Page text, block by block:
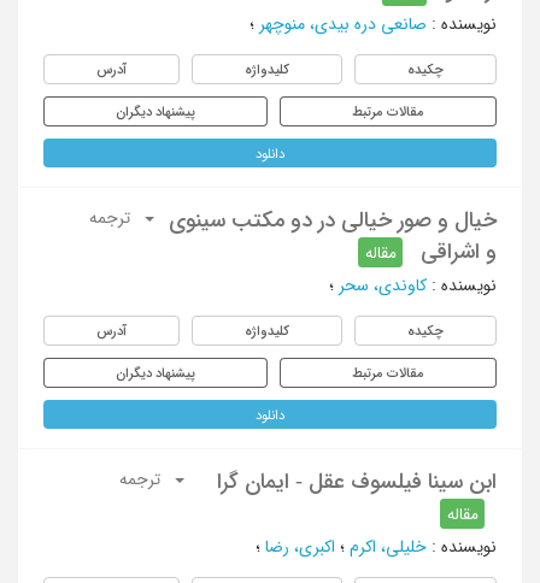
نویسنده : صانعی دره بیدی، منوچهر ؛
چکیده کلیدواژه آدرس
مقالات مرتبط پیشنهاد دیگران
دانلود
خیال و صور خیالی در دو مکتب سینوی
و اشراقی
مقاله
ترجمه
نویسنده : کاوندی، سحر ؛
چکیده کلیدواژه آدرس
مقالات مرتبط پیشنهاد دیگران
دانلود
ابن سینا فیلسوف عقل - ایمان گرا
مقاله
ترجمه
نویسنده : خلیلی، اکرم ؛ اکبری، رضا ؛